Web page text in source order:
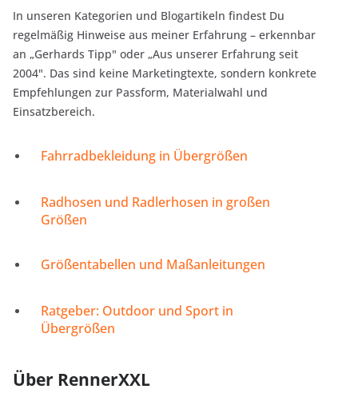
In unseren Kategorien und Blogartikeln findest Du
regelmäßig Hinweise aus meiner Erfahrung – erkennbar
an „Gerhards Tipp" oder „Aus unserer Erfahrung seit
2004". Das sind keine Marketingtexte, sondern konkrete
Empfehlungen zur Passform, Materialwahl und
Einsatzbereich.
Fahrradbekleidung in Übergrößen
Radhosen und Radlerhosen in großen
Größen
Größentabellen und Maßanleitungen
Ratgeber: Outdoor und Sport in
Übergrößen
Über RennerXXL